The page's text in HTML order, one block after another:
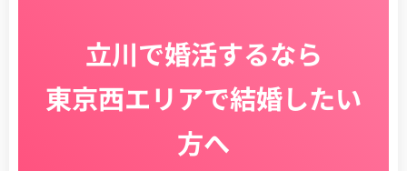
立川で婚活するなら
東京西エリアで結婚したい
方へ